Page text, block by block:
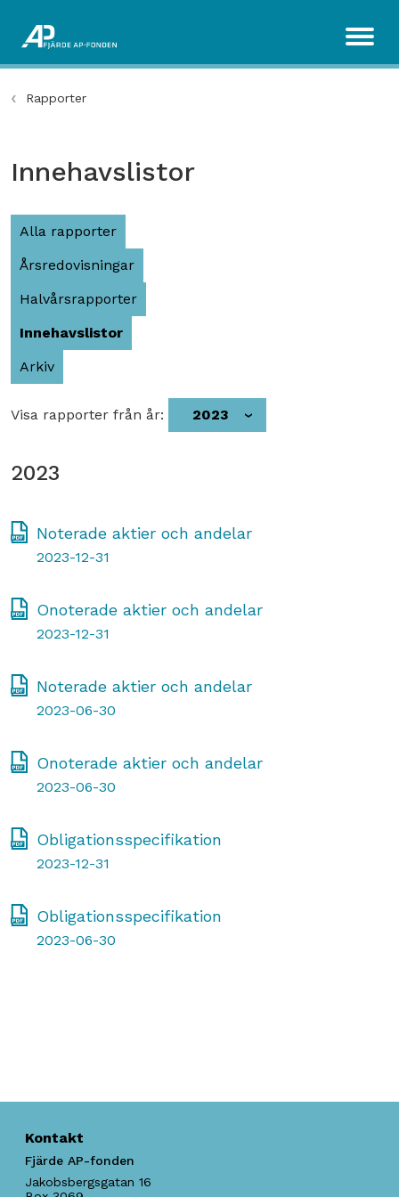
Rapporter
Innehavslistor
Alla rapporter
Årsredovisningar
Halvårsrapporter
Innehavslistor
Arkiv
Visa rapporter från år: 2023
2023
Noterade aktier och andelar
2023-12-31
Onoterade aktier och andelar
2023-12-31
Noterade aktier och andelar
2023-06-30
Onoterade aktier och andelar
2023-06-30
Obligationsspecifikation
2023-12-31
Obligationsspecifikation
2023-06-30
Kontakt
Fjärde AP-fonden
Jakobsbergsgatan 16